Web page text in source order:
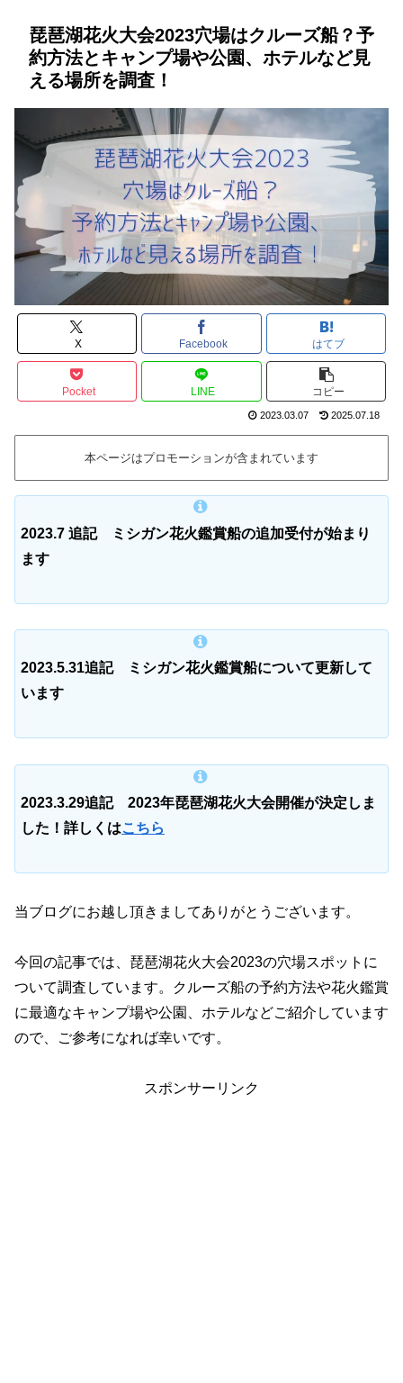
琵琶湖花火大会2023穴場はクルーズ船？予
約方法とキャンプ場や公園、ホテルなど見
える場所を調査！
X Facebook はてブ
Pocket LINE コピー
2023.03.07 2025.07.18
本ページはプロモーションが含まれています
2023.7 追記 ミシガン花火鑑賞船の追加受付が始まり
ます
2023.5.31追記 ミシガン花火鑑賞船について更新して
います
2023.3.29追記 2023年琵琶湖花火大会開催が決定しま
した！詳しくはこちら
当ブログにお越し頂きましてありがとうございます。
今回の記事では、琵琶湖花火大会2023の穴場スポットに
ついて調査しています。クルーズ船の予約方法や花火鑑賞
に最適なキャンプ場や公園、ホテルなどご紹介しています
ので、ご参考になれば幸いです。
スポンサーリンク